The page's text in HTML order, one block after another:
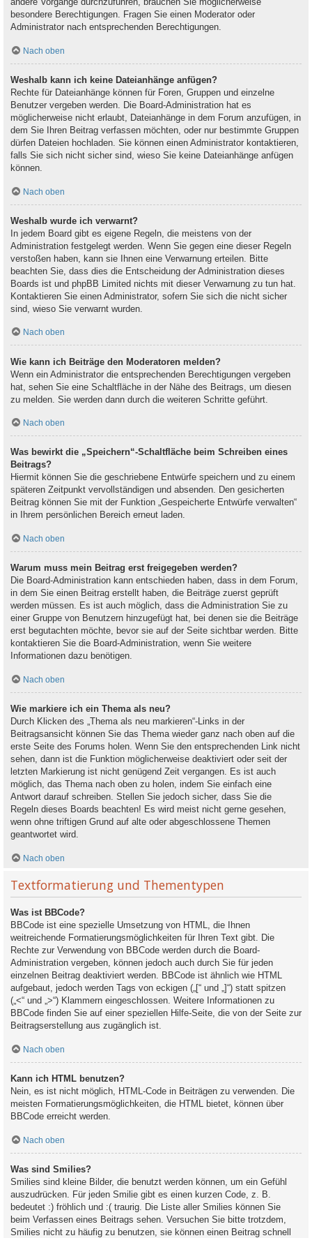
besondere Berechtigungen. Fragen Sie einen Moderator oder
Administrator nach entsprechenden Berechtigungen.
Nach oben
Weshalb kann ich keine Dateianhänge anfügen?
Rechte für Dateianhänge können für Foren, Gruppen und einzelne
Benutzer vergeben werden. Die Board-Administration hat es
möglicherweise nicht erlaubt, Dateianhänge in dem Forum anzufügen, in
dem Sie Ihren Beitrag verfassen möchten, oder nur bestimmte Gruppen
dürfen Dateien hochladen. Sie können einen Administrator kontaktieren,
falls Sie sich nicht sicher sind, wieso Sie keine Dateianhänge anfügen
können.
Nach oben
Weshalb wurde ich verwarnt?
In jedem Board gibt es eigene Regeln, die meistens von der
Administration festgelegt werden. Wenn Sie gegen eine dieser Regeln
verstoßen haben, kann sie Ihnen eine Verwarnung erteilen. Bitte
beachten Sie, dass dies die Entscheidung der Administration dieses
Boards ist und phpBB Limited nichts mit dieser Verwarnung zu tun hat.
Kontaktieren Sie einen Administrator, sofern Sie sich die nicht sicher
sind, wieso Sie verwarnt wurden.
Nach oben
Wie kann ich Beiträge den Moderatoren melden?
Wenn ein Administrator die entsprechenden Berechtigungen vergeben
hat, sehen Sie eine Schaltfläche in der Nähe des Beitrags, um diesen
zu melden. Sie werden dann durch die weiteren Schritte geführt.
Nach oben
Was bewirkt die „Speichern“-Schaltfläche beim Schreiben eines
Beitrags?
Hiermit können Sie die geschriebene Entwürfe speichern und zu einem
späteren Zeitpunkt vervollständigen und absenden. Den gesicherten
Beitrag können Sie mit der Funktion „Gespeicherte Entwürfe verwalten“
in Ihrem persönlichen Bereich erneut laden.
Nach oben
Warum muss mein Beitrag erst freigegeben werden?
Die Board-Administration kann entschieden haben, dass in dem Forum,
in dem Sie einen Beitrag erstellt haben, die Beiträge zuerst geprüft
werden müssen. Es ist auch möglich, dass die Administration Sie zu
einer Gruppe von Benutzern hinzugefügt hat, bei denen sie die Beiträge
erst begutachten möchte, bevor sie auf der Seite sichtbar werden. Bitte
kontaktieren Sie die Board-Administration, wenn Sie weitere
Informationen dazu benötigen.
Nach oben
Wie markiere ich ein Thema als neu?
Durch Klicken des „Thema als neu markieren“-Links in der
Beitragsansicht können Sie das Thema wieder ganz nach oben auf die
erste Seite des Forums holen. Wenn Sie den entsprechenden Link nicht
sehen, dann ist die Funktion möglicherweise deaktiviert oder seit der
letzten Markierung ist nicht genügend Zeit vergangen. Es ist auch
möglich, das Thema nach oben zu holen, indem Sie einfach eine
Antwort darauf schreiben. Stellen Sie jedoch sicher, dass Sie die
Regeln dieses Boards beachten! Es wird meist nicht gerne gesehen,
wenn ohne triftigen Grund auf alte oder abgeschlossene Themen
geantwortet wird.
Nach oben
Textformatierung und Thementypen
Was ist BBCode?
BBCode ist eine spezielle Umsetzung von HTML, die Ihnen
weitreichende Formatierungsmöglichkeiten für Ihren Text gibt. Die
Rechte zur Verwendung von BBCode werden durch die Board-
Administration vergeben, können jedoch auch durch Sie für jeden
einzelnen Beitrag deaktiviert werden. BBCode ist ähnlich wie HTML
aufgebaut, jedoch werden Tags von eckigen („[“ und „]“) statt spitzen
(„<“ und „>“) Klammern eingeschlossen. Weitere Informationen zu
BBCode finden Sie auf einer speziellen Hilfe-Seite, die von der Seite zur
Beitragserstellung aus zugänglich ist.
Nach oben
Kann ich HTML benutzen?
Nein, es ist nicht möglich, HTML-Code in Beiträgen zu verwenden. Die
meisten Formatierungsmöglichkeiten, die HTML bietet, können über
BBCode erreicht werden.
Nach oben
Was sind Smilies?
Smilies sind kleine Bilder, die benutzt werden können, um ein Gefühl
auszudrücken. Für jeden Smilie gibt es einen kurzen Code, z. B.
bedeutet :) fröhlich und :( traurig. Die Liste aller Smilies können Sie
beim Verfassen eines Beitrags sehen. Versuchen Sie bitte trotzdem,
Smilies nicht zu häufig zu benutzen, sie können einen Beitrag schnell